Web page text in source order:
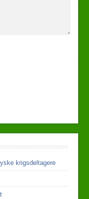
krigsdeltagere